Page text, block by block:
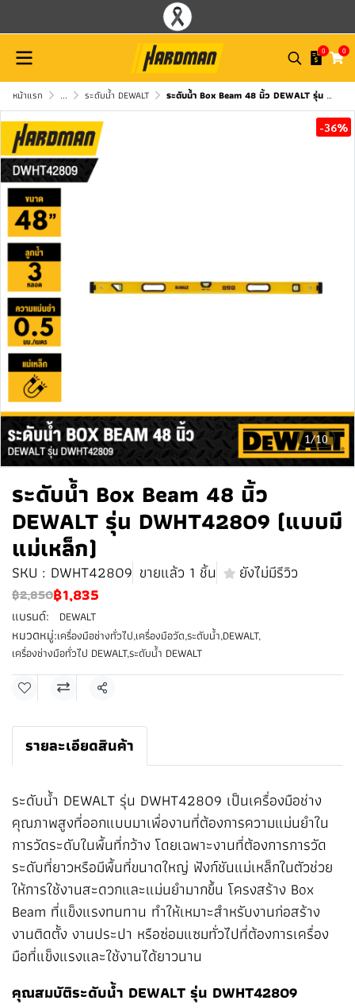
0 0
หน้าแรก ... ระดับน้ำ DEWALT ระดับน้ำ Box Beam 48 นิ้ว DEWALT รุ่น DWHT42809 (แบบมีแม่เหล็ก)
1/10
-36%
ระดับน้ำ Box Beam 48 นิ้ว
DEWALT รุ่น DWHT42809 (แบบมี
แม่เหล็ก)
SKU : DWHT42809 ขายแล้ว 1 ชิ้น ยังไม่มีรีวิว
฿2,850฿1,835
แบรนด์: DEWALT
หมวดหมู่:เครื่องมือช่างทั่วไป,เครื่องมือวัด,ระดับน้ำ,DEWALT,
เครื่องช่างมือทั่วไป DEWALT,ระดับน้ำ DEWALT
แชร์
รายละเอียดสินค้า
ระดับน้ำ DEWALT รุ่น DWHT42809 เป็นเครื่องมือช่าง
คุณภาพสูงที่ออกแบบมาเพื่องานที่ต้องการความแม่นยำใน
การวัดระดับในพื้นที่กว้าง โดยเฉพาะงานที่ต้องการการวัด
ระดับที่ยาวหรือมีพื้นที่ขนาดใหญ่ ฟังก์ชันแม่เหล็กในตัวช่วย
ให้การใช้งานสะดวกและแม่นยำมากขึ้น โครงสร้าง Box
Beam ที่แข็งแรงทนทาน ทำให้เหมาะสำหรับงานก่อสร้าง
งานติดตั้ง งานประปา หรือซ่อมแซมทั่วไปที่ต้องการเครื่อง
มือที่แข็งแรงและใช้งานได้ยาวนาน
คุณสมบัติระดับน้ำ DEWALT รุ่น DWHT42809